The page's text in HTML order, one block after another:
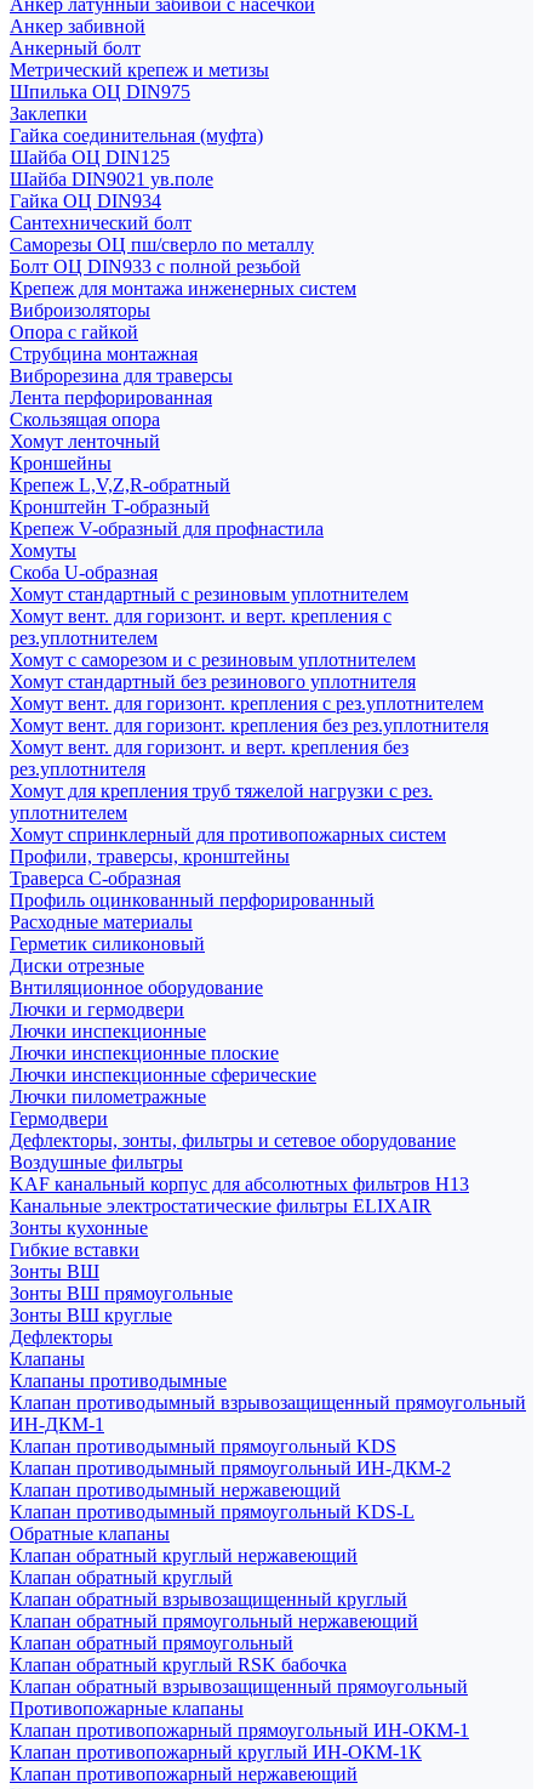
Анкер латунный забивой с насечкой
Анкер забивной
Анкерный болт
Метрический крепеж и метизы
Шпилька ОЦ DIN975
Заклепки
Гайка соединительная (муфта)
Шайба ОЦ DIN125
Шайба DIN9021 ув.поле
Гайка ОЦ DIN934
Сантехнический болт
Саморезы ОЦ пш/сверло по металлу
Болт ОЦ DIN933 с полной резьбой
Крепеж для монтажа инженерных систем
Виброизоляторы
Опора с гайкой
Струбцина монтажная
Виброрезина для траверсы
Лента перфорированная
Скользящая опора
Хомут ленточный
Кроншейны
Крепеж L,V,Z,R-обратный
Кронштейн Т-образный
Крепеж V-образный для профнастила
Хомуты
Скоба U-образная
Хомут стандартный с резиновым уплотнителем
Хомут вент. для горизонт. и верт. крепления с
рез.уплотнителем
Хомут с саморезом и с резиновым уплотнителем
Хомут стандартный без резинового уплотнителя
Хомут вент. для горизонт. крепления с рез.уплотнителем
Хомут вент. для горизонт. крепления без рез.уплотнителя
Хомут вент. для горизонт. и верт. крепления без
рез.уплотнителя
Хомут для крепления труб тяжелой нагрузки с рез.
уплотнителем
Хомут спринклерный для противопожарных систем
Профили, траверсы, кронштейны
Траверса С-образная
Профиль оцинкованный перфорированный
Расходные материалы
Герметик силиконовый
Диски отрезные
Внтиляционное оборудование
Лючки и гермодвери
Лючки инспекционные
Лючки инспекционные плоские
Лючки инспекционные сферические
Лючки пилометражные
Гермодвери
Дефлекторы, зонты, фильтры и сетевое оборудование
Воздушные фильтры
KAF канальный корпус для абсолютных фильтров H13
Канальные электростатические фильтры ELIXAIR
Зонты кухонные
Гибкие вставки
Зонты ВШ
Зонты ВШ прямоугольные
Зонты ВШ круглые
Дефлекторы
Клапаны
Клапаны противодымные
Клапан противодымный взрывозащищенный прямоугольный
ИН-ДКМ-1
Клапан противодымный прямоугольный KDS
Клапан противодымный прямоугольный ИН-ДКМ-2
Клапан противодымный нержавеющий
Клапан противодымный прямоугольный KDS-L
Обратные клапаны
Клапан обратный круглый нержавеющий
Клапан обратный круглый
Клапан обратный взрывозащищенный круглый
Клапан обратный прямоугольный нержавеющий
Клапан обратный прямоугольный
Клапан обратный круглый RSK бабочка
Клапан обратный взрывозащищенный прямоугольный
Противопожарные клапаны
Клапан противопожарный прямоугольный ИН-ОКМ-1
Клапан противопожарный круглый ИН-ОКМ-1К
Клапан противопожарный нержавеющий